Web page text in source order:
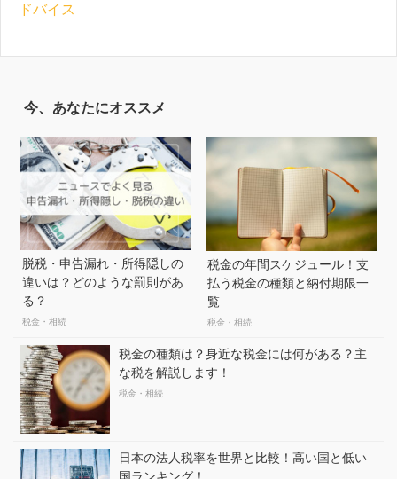
ドバイス
今、あなたにオススメ
脱税・申告漏れ・所得隠しの
違いは？どのような罰則があ
る？
税金・相続
税金の年間スケジュール！支
払う税金の種類と納付期限一
覧
税金・相続
税金の種類は？身近な税金には何がある？主
な税を解説します！
税金・相続
日本の法人税率を世界と比較！高い国と低い